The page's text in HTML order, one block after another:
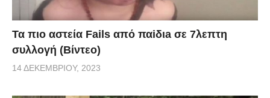
Τα πιο αστεία Fails από παiδιa σε 7λεπτη
συλλογή (Βίντεο)
14 ΔΕΚΕΜΒΡΊΟΥ, 2023